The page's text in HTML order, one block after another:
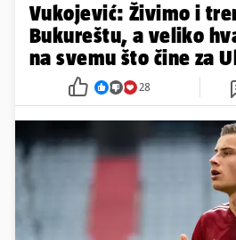
Vukojević: Živimo i
Bukureštu, a veliko
na svemu što čine za
28